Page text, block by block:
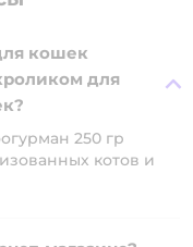
кошек
для
250 гр
котов и